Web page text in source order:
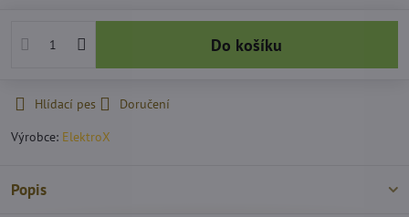
Do košíku
Hlídací pes
Doručení
Výrobce: ElektroX
Popis